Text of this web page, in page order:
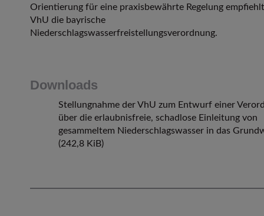
Orientierung für eine praxisbewährte Regelung
VhU die bayrische
Niederschlagswasserfreistellungsverordnung.
Downloads
Stellungnahme der VhU zum Entwurf einer
über die erlaubnisfreie, schadlose Einleitung von
gesammeltem Niederschlagswasser in das
(242,8 KiB)